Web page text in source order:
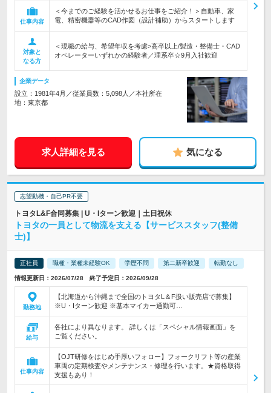
仕事内容
＜今までのご経験を活かせるお仕事をご紹介！＞自動車、家
電、精密機器等のCAD作図（設計補助）からスタートします
対象と
なる方
＜現職の給与、希望年収を考慮>高卒以上/製造・整備士・CAD
オペレーターいずれかの経験者／理系卒☆9月入社歓迎
企業データ
設立：1981年4月／従業員数：5,098人／本社所在
地：東京都
求人詳細を見る 気になる
志望動機・自己PR不要
トヨタL&F合同募集 | U・Iターン歓迎｜土日祝休
トヨタの一員として物流を支える【サービススタッフ(整備
士)】
正社員 職種・業種未経験OK 学歴不問 第二新卒歓迎 転勤なし
情報更新日：2026/07/28 終了予定日：2026/09/28
勤務地
【北海道から沖縄まで全国のトヨタL＆F扱い販売店で募集】
※U・Iターン歓迎 ※基本マイカー通勤可…
給与
各社により異なります。 詳しくは「スペシャル情報画面」を
ご覧ください。
仕事内容
【OJT研修をはじめ手厚いフォロー】フォークリフト等の産業
車両の定期検査やメンテナンス・修理を行います。★資格取得
支援もあり！